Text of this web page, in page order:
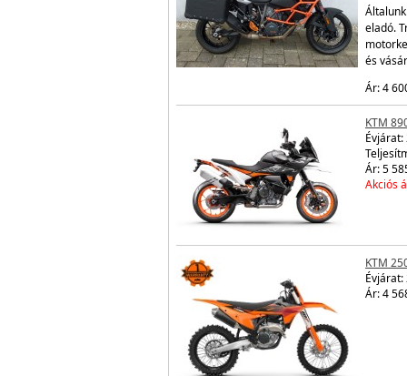
eladó.
és
Ár: 4
KTM
Évjárat:
Ár: 5
Akciós
KTM
Évjárat:
Ár: 4